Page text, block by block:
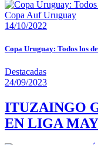
Copa Auf Uruguay
14/10/2022
Copa Uruguay: Todos los
Destacadas
24/09/2023
ITUZAINGO
EN LIGA